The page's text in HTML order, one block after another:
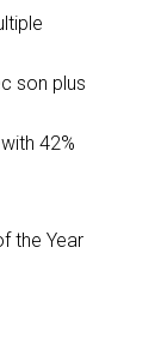
son plus
42%
the Year